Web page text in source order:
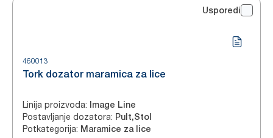
Usporedi
460013
Tork dozator maramica za lice
Linija proizvoda: Image Line
Postavljanje dozatora: Pult,Stol
Potkategorija: Maramice za lice